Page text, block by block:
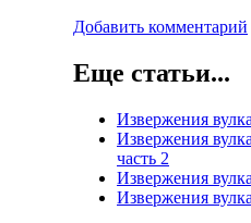
Добавить комментарий
Еще статьи...
Извержения
Извержения
часть 2
Извержения
Извержения